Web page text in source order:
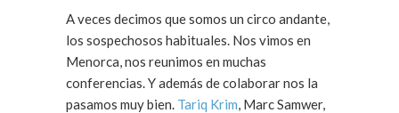
A veces decimos que somos un circo andante,
los sospechosos habituales. Nos vimos en
Menorca, nos reunimos en muchas
conferencias. Y además de colaborar nos la
pasamos muy bien. Tariq Krim, Marc Samwer,